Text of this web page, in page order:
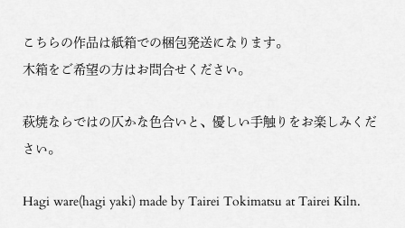
こちらの作品は紙箱での梱包発送になります。
木箱をご希望の方はお問合せください。
萩焼ならではの仄かな色合いと、優しい手触りをお楽しみくだ
さい。
Hagi ware(hagi yaki) made by Tairei Tokimatsu at Tairei Kiln.